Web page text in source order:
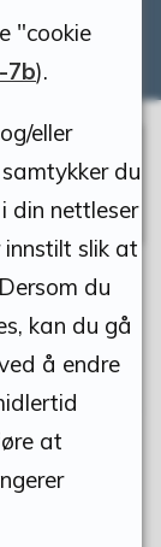
"cookie
7b).
eller
du
din nettleser
slik at
du
kan du gå
å endre
at